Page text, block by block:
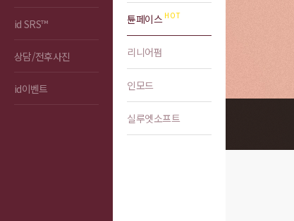
튠페이스
리니어펌
인모드
실루엣소프트
id SRS™
상담/전후사진
id이벤트